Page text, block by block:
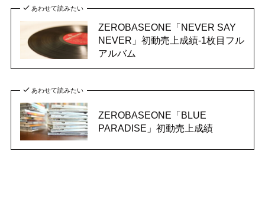
あわせて読みたい
ZEROBASEONE「NEVER SAY
NEVER」初動売上成績-1枚目フル
アルバム
あわせて読みたい
ZEROBASEONE「BLUE
PARADISE」初動売上成績